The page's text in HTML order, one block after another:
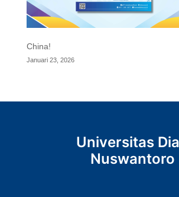
China!
Januari 23, 2026
Universitas
Nuswantoro